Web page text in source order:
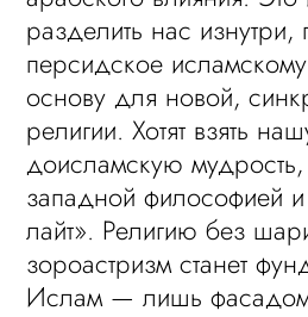
разделить нас изнутри,
персидское
основу для новой,
религии. Хотят взять
доисламскую
западной философией
лайт». Религию без
зороастризм станет
Ислам — лишь